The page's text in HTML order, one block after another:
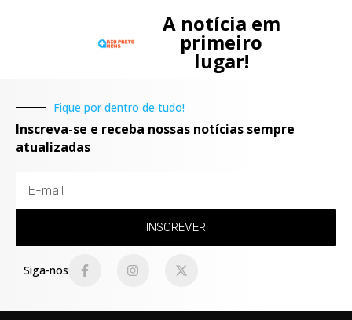
A notícia em
primeiro
lugar!
Fique por dentro de tudo!
Inscreva-se e receba nossas notícias sempre
atualizadas
INSCREVER
Siga-nos